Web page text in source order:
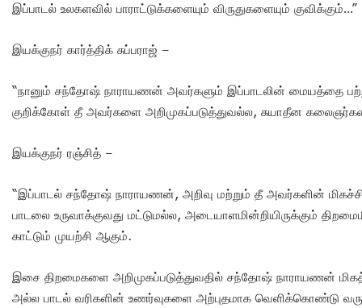
இப்பாடல் உலகளவில் பாராட்டுக்களையும் விருதுகளையும் குவிக்கும்…”
இயக்குநர் கார்த்திக் சுப்பராஜ் –
“நானும் சந்தோஷ் நாராயணன் அவர்களும் இப்பாடலின் மையத்தை
குறிக்கோள் தீ அவர்களை அறிமுகப்படுத்துவல்ல, சுயாதீன
இயக்குநர் ரஞ்சித் –
“இப்பாடல் சந்தோஷ் நாராயணன், அறிவு மற்றும் தீ அவர்களின்
பாடலை உருவாக்குவது மட்டுமல்ல, அடையாளமின்றியிருக்கும்
காட்டும் முயற்சி ஆகும்.
இசை திறமைகளை அறிமுகப்படுத்துவதில் சந்தோஷ் நாராயணன்
அல்ல பாடல் வரிகளின் உணர்வுகளை அற்புதமாக வெளிக்கொண்டு